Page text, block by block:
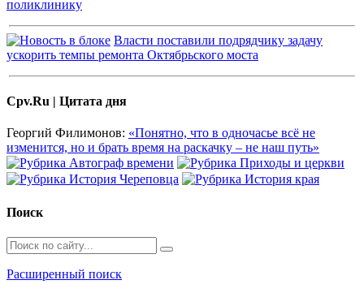
поликлинику
Власти поставили подрядчику задачу
ускорить темпы ремонта Октябрьского моста
Cpv.Ru | Цитата дня
Георгий Филимонов: «Понятно, что в одночасье всё не
изменится, но и брать время на раскачку – не наш путь»
Поиск
Расширенный поиск